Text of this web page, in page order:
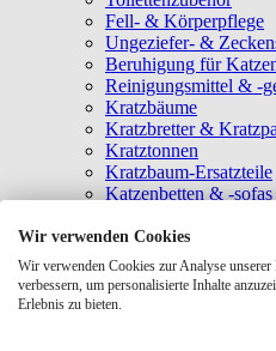
Fell- & Körperpflege
Ungeziefer- &
Beruhigung für
Reinigungsmittel & -
Kratzbäume
Kratzbretter &
Kratztonnen
Kratzbaum-Ersatzteile
Katzenbetten & -sofas
Katzenhäuser
Hängematten &
Katzendecken & -
Baldrian- &
Wir verwenden Cookies
Wir verwenden Cookies zur Analyse unserer
verbessern, um personalisierte Inhalte
Erlebnis zu bieten.